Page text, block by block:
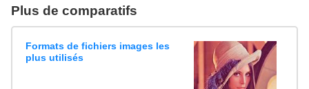
Plus de comparatifs
Formats de fichiers images les
plus utilisés